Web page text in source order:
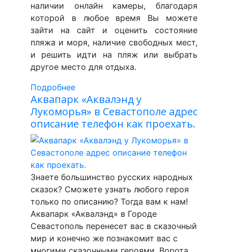
наличии онлайн камеры, благодаря
которой в любое время Вы можете
зайти на сайт и оценить состояние
пляжа и моря, наличие свободных мест,
и решить идти на пляж или выбрать
другое место для отдыха.
Подробнее
Аквапарк «Аквалэнд у
Лукоморья» в Севастополе адрес
описание телефон как проехать.
Знаете большинство русских народных
сказок? Сможете узнать любого героя
только по описанию? Тогда вам к нам!
Аквапарк «Аквалэнд» в Городе
Севастополь перенесет вас в сказочный
мир и конечно же познакомит вас с